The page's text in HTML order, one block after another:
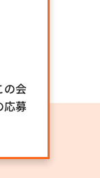
の会
応募